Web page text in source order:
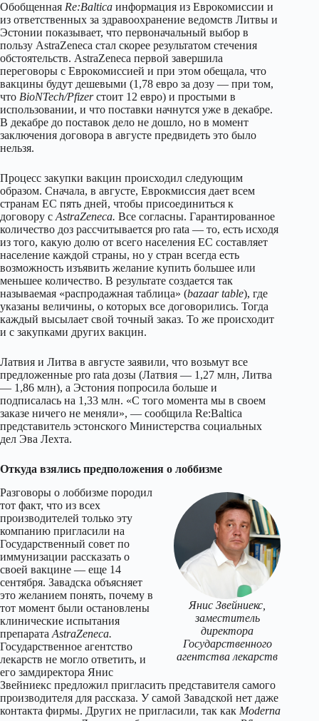
Обобщенная Re:Baltica информация из Еврокомиссии и
из ответственных за здравоохранение ведомств Литвы и
Эстонии показывает, что первоначальный выбор в
пользу AstraZeneca стал скорее результатом стечения
обстоятельств. AstraZeneca первой завершила
переговоры с Еврокомиссией и при этом обещала, что
вакцины будут дешевыми (1,78 евро за дозу — при том,
что BioNTech/Pfizerстоит 12 евро) и простыми в
использовании, и что поставки начнутся уже в декабре.
В декабре до поставок дело не дошло, но в момент
заключения договора в августе предвидеть это было
нельзя.
Процесс закупки вакцин происходил следующим
образом. Сначала, в августе, Еврокмиссия дает всем
странам ЕС пять дней, чтобы присоединиться к
договору с AstraZeneca. Все согласны. Гарантированное
количество доз рассчитывается pro rata — то, есть исходя
из того, какую долю от всего населения ЕС составляет
население каждой страны, но у стран всегда есть
возможность изъявить желание купить большее или
меньшее количество. В результате создается так
называемая «распродажная таблица» (bazaar table), где
указаны величины, о которых все договорились. Тогда
каждый высылает свой точный заказ. То же происходит
и с закупками других вакцин.
Латвия и Литва в августе заявили, что возьмут все
предложенные pro rata дозы (Латвия — 1,27 млн, Литва
— 1,86 млн), а Эстония попросила больше и
подписалась на 1,33 млн. «С того момента мы в своем
заказе ничего не меняли», — сообщила Re:Baltica
представитель эстонского Министерства социальных
дел Эва Лехта.
Откуда взялись предположения о лоббизме
Янис Звейниекс,
заместитель
директора
Государственного
агентства лекарств
Разговоры о лоббизме породил
тот факт, что из всех
производителей только эту
компанию пригласили на
Государственный совет по
иммунизации рассказать о
своей вакцине — еще 14
сентября. Завадска объясняет
это желанием понять, почему в
тот момент были остановлены
клинические испытания
препарата AstraZeneca.
Государственное агентство
лекарств не могло ответить, и
его замдиректора Янис
Звейниекс предложил пригласить представителя самого
производителя для рассказа. У самой Завадской нет даже
контакта фирмы. Других не пригласили, так как Moderna